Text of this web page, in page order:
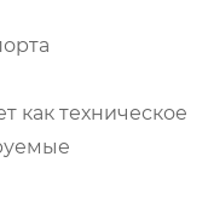
как техническое